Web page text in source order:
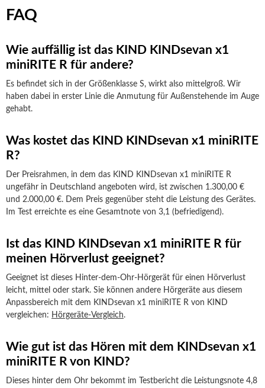
FAQ
Wie auffällig ist das KIND KINDsevan x1
miniRITE R für andere?
Es befindet sich in der Größenklasse S, wirkt also mittelgroß. Wir
haben dabei in erster Linie die Anmutung für Außenstehende im Auge
gehabt.
Was kostet das KIND KINDsevan x1 miniRITE
R?
Der Preisrahmen, in dem das KIND KINDsevan x1 miniRITE R
ungefähr in Deutschland angeboten wird, ist zwischen 1.300,00 €
und 2.000,00 €. Dem Preis gegenüber steht die Leistung des Gerätes.
Im Test erreichte es eine Gesamtnote von 3,1 (befriedigend).
Ist das KIND KINDsevan x1 miniRITE R für
meinen Hörverlust geeignet?
Geeignet ist dieses Hinter-dem-Ohr-Hörgerät für einen Hörverlust
leicht, mittel oder stark. Sie können andere Hörgeräte aus diesem
Anpassbereich mit dem KINDsevan x1 miniRITE R von KIND
vergleichen: Hörgeräte-Vergleich.
Wie gut ist das Hören mit dem KINDsevan x1
miniRITE R von KIND?
Dieses hinter dem Ohr bekommt im Testbericht die Leistungsnote 4,8